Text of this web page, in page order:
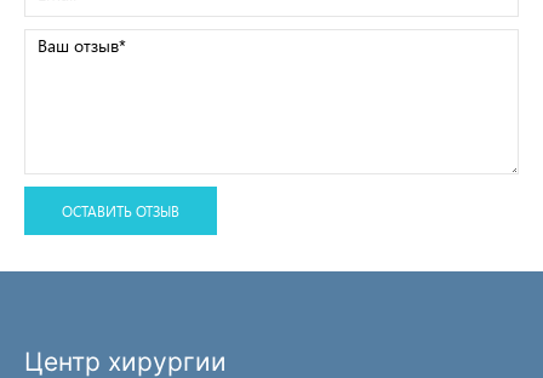
Центр хирургии